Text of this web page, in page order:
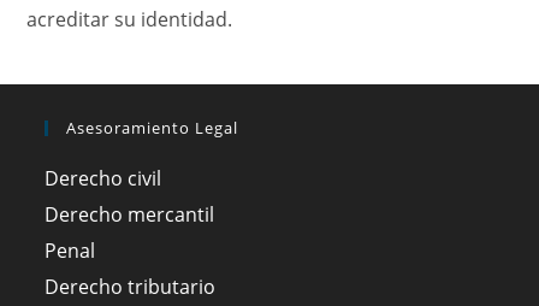
acreditar su identidad.
Asesoramiento Legal
Derecho civil
Derecho mercantil
Penal
Derecho tributario